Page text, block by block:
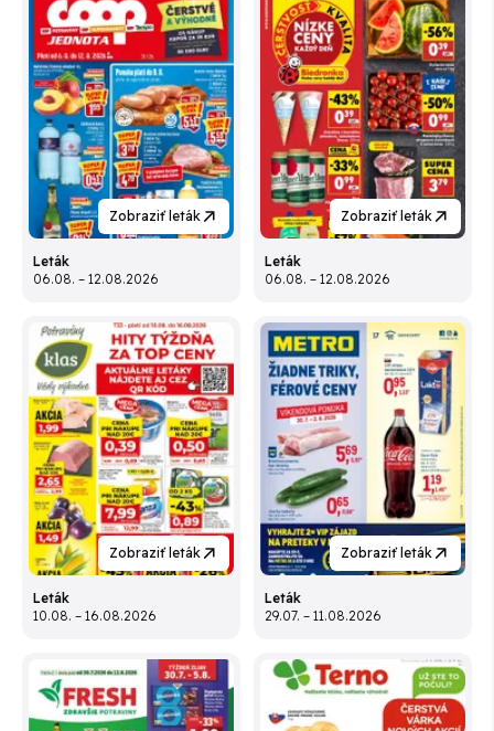
Zobraziť leták
Leták
06.08. – 12.08.2026
Zobraziť leták
Leták
06.08. – 12.08.2026
Zobraziť leták
Leták
10.08. – 16.08.2026
Zobraziť leták
Leták
29.07. – 11.08.2026